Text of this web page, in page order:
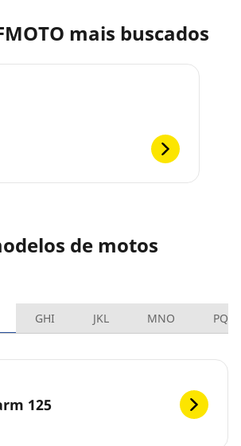
mais buscados
de motos
GHI JKL MNO PQRS
125